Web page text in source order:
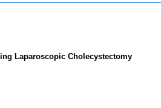
Laparoscopic Cholecystectomy